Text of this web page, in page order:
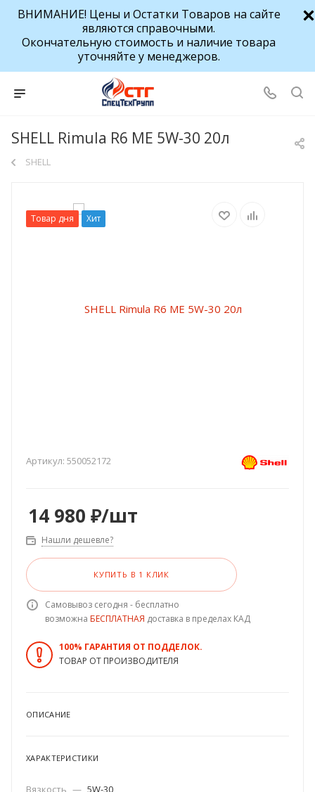
ВНИМАНИЕ! Цены и Остатки Товаров на сайте
являются справочными.
Окончательную стоимость и наличие товара
уточняйте у менеджеров.
SHELL Rimula R6 ME 5W-30 20л
SHELL
Товар дня Хит
Артикул: 550052172
14 980 ₽/шт
Нашли дешевле?
КУПИТЬ В 1 КЛИК
Самовывоз сегодня - бесплатно
возможна БЕСПЛАТНАЯ доставка в пределах КАД
100% ГАРАНТИЯ ОТ ПОДДЕЛОК.
ТОВАР ОТ ПРОИЗВОДИТЕЛЯ
ОПИСАНИЕ
ХАРАКТЕРИСТИКИ